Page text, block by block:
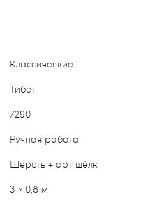
Классические
Тибет
7290
Ручная работа
Шерсть + арт шёлк
3 × 0,8 м